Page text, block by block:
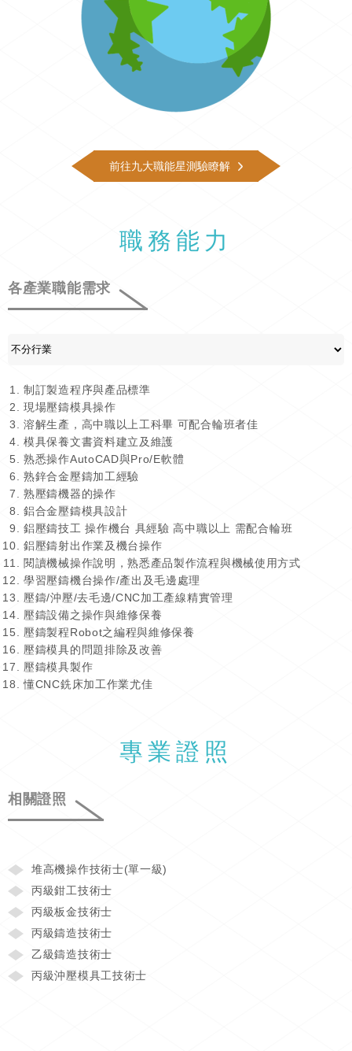
前往九大職能星測驗瞭解
職務能力
各產業職能需求
制訂製造程序與產品標準
現場壓鑄模具操作
溶解生產，高中職以上工科畢 可配合輪班者佳
模具保養文書資料建立及維護
熟悉操作AutoCAD與Pro/E軟體
熟鋅合金壓鑄加工經驗
熟壓鑄機器的操作
鋁合金壓鑄模具設計
鋁壓鑄技工 操作機台 具經驗 高中職以上 需配合輪班
鋁壓鑄射出作業及機台操作
閱讀機械操作說明，熟悉產品製作流程與機械使用方式
學習壓鑄機台操作/產出及毛邊處理
壓鑄/沖壓/去毛邊/CNC加工產線精實管理
壓鑄設備之操作與維修保養
壓鑄製程Robot之編程與維修保養
壓鑄模具的問題排除及改善
壓鑄模具製作
懂CNC銑床加工作業尤佳
專業證照
相關證照
堆高機操作技術士(單一級)
丙級鉗工技術士
丙級板金技術士
丙級鑄造技術士
乙級鑄造技術士
丙級沖壓模具工技術士